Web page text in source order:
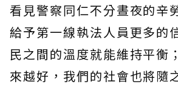
看見警察同仁不分晝夜的辛
給予第一線執法人員更多的
民之間的溫度就能維持平衡
來越好，我們的社會也將隨